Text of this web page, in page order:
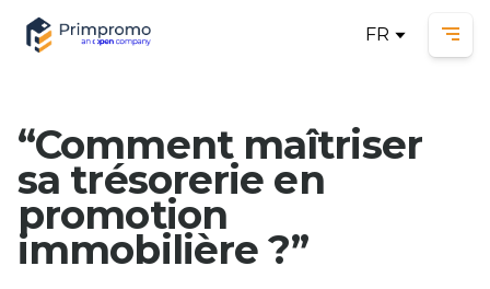
FR
“Comment maîtriser
sa trésorerie en
promotion
immobilière ?”